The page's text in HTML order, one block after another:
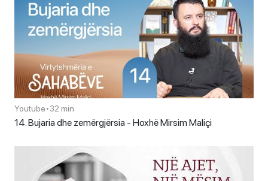
Youtube•32 min
14. Bujaria dhe zemërgjërsia - Hoxhë Mirsim Maliçi